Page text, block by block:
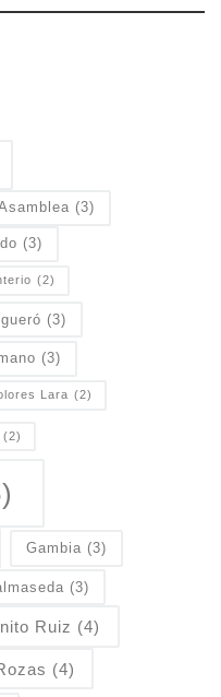
(3)
(3)
(2)
(3)
(3)
Lara (2)
(2)
Gambia (3)
(3)
Ruiz (4)
(4)